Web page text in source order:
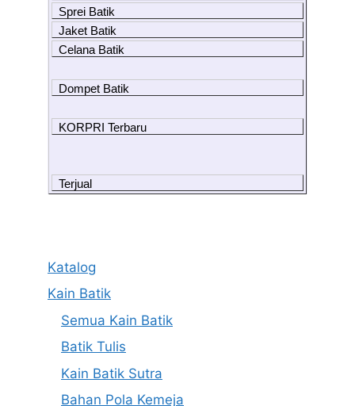
Sprei Batik
Jaket Batik
Celana Batik
Dompet Batik
KORPRI Terbaru
Terjual
Katalog
Kain Batik
Semua Kain Batik
Batik Tulis
Kain Batik Sutra
Bahan Pola Kemeja